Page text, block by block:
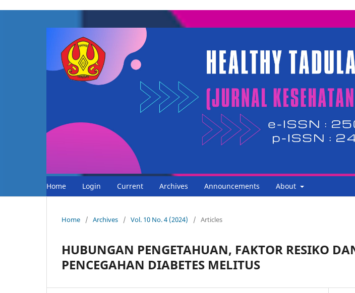
Home Login Current Archives Announcements About
Home / Archives / Vol. 10 No. 4 (2024) / Articles
HUBUNGAN PENGETAHUAN, FAKTOR RESIKO
PENCEGAHAN DIABETES MELITUS